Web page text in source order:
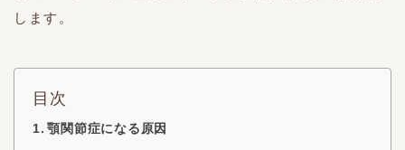
します。
目次
顎関節症になる原因